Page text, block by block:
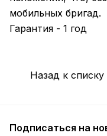
мобильных бригад.
Гарантия - 1 год
Назад к списку
Подписаться на